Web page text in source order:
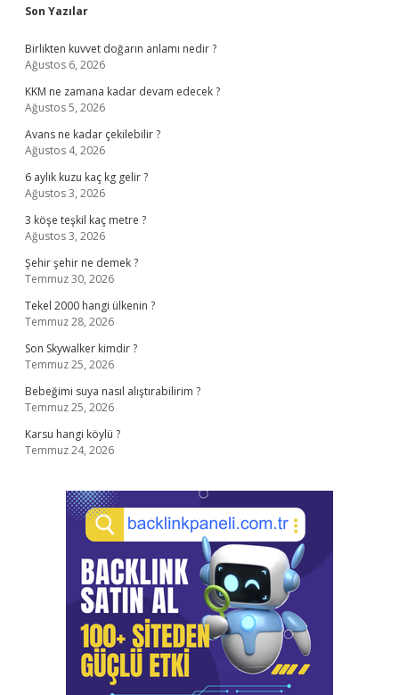
Sidebar
Son Yazılar
Birlikten kuvvet doğarın anlamı nedir ?
Ağustos 6, 2026
KKM ne zamana kadar devam edecek ?
Ağustos 5, 2026
Avans ne kadar çekilebilir ?
Ağustos 4, 2026
6 aylık kuzu kaç kg gelir ?
Ağustos 3, 2026
3 köşe teşkil kaç metre ?
Ağustos 3, 2026
Şehir şehir ne demek ?
Temmuz 30, 2026
Tekel 2000 hangi ülkenin ?
Temmuz 28, 2026
Son Skywalker kimdir ?
Temmuz 25, 2026
Bebeğimi suya nasıl alıştırabilirim ?
Temmuz 25, 2026
Karsu hangi köylü ?
Temmuz 24, 2026